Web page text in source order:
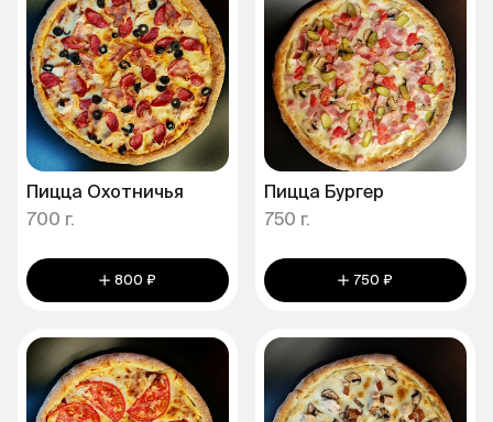
Пицца Охотничья
700 г.
800 ₽
Пицца Бургер
750 г.
750 ₽